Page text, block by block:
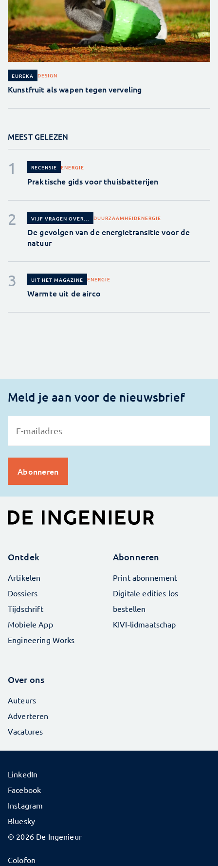
EUREKA DESIGN
Kunstfruit als wapen tegen verveling
MEEST GELEZEN
RECENSIE ENERGIE
Praktische gids voor thuisbatterijen
VIJF VRAGEN OVER... DUURZAAMHEIDENERGIE
De gevolgen van de energietransitie voor de
natuur
UIT HET MAGAZINE ENERGIE
Warmte uit de airco
Meld je aan voor de nieuwsbrief
Ontdek
Artikelen
Dossiers
Tijdschrift
Mobiele App
Engineering Works
Abonneren
Print abonnement
Digitale edities los
bestellen
KIVI-lidmaatschap
Over ons
Auteurs
Adverteren
Vacatures
© 2026 De Ingenieur
Colofon
LinkedIn
Facebook
Instagram
Bluesky